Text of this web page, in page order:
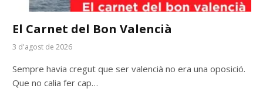
El Carnet del Bon Valencià
3 d'agost de 2026
Sempre havia cregut que ser valencià no era una oposició.
Que no calia fer cap…